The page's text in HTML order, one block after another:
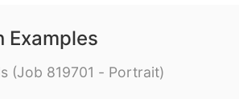
Examples
(Job 819701 - Portrait)